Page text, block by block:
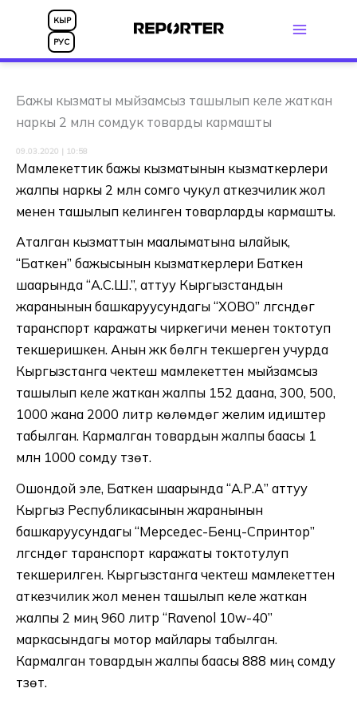
КЫР
РУС
Бажы кызматы мыйзамсыз ташылып келе жаткан
наркы 2 млн сомдук товарды кармашты
09.03.2020 | 10:58
Мамлекеттик бажы кызматынын кызматкерлери
жалпы наркы 2 млн сомго чукул аткезчилик жол
менен ташылып келинген товарларды кармашты.
Аталган кызматтын маалыматына ылайык,
“Баткен” бажысынын кызматкерлери Баткен
шаарында “А.С.Ш.”, аттуу Кыргызстандын
жаранынын башкаруусундагы “ХОВО” үлгүсүндөгү
таранспорт каражаты чиркегичи менен токтотуп
текшеришкен. Анын жүк бөлүгүн текшерген учурда
Кыргызстанга чектеш мамлекеттен мыйзамсыз
ташылып келе жаткан жалпы 152 даана, 300, 500,
1000 жана 2000 литр көлөмдөгү желим идиштер
табылган. Кармалган товардын жалпы баасы 1
млн 1000 сомду түзөт.
Ошондой эле, Баткен шаарында “А.Р.А” аттуу
Кыргыз Республикасынын жаранынын
башкаруусундагы “Мерседес-Бенц-Спринтор”
үлгүсүндөгү таранспорт каражаты токтотулуп
текшерилген. Кыргызстанга чектеш мамлекеттен
аткезчилик жол менен ташылып келе жаткан
жалпы 2 миң 960 литр “Ravenol 10w-40”
маркасындагы мотор майлары табылган.
Кармалган товардын жалпы баасы 888 миң сомду
түзөт.